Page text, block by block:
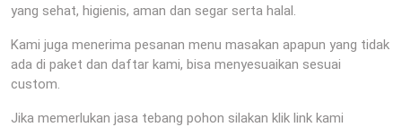
yang sehat, higienis, aman dan segar serta halal.
Kami juga menerima pesanan menu masakan apapun yang tidak
ada di paket dan daftar kami, bisa menyesuaikan sesuai
custom.
Jika memerlukan jasa tebang pohon silakan klik link kami